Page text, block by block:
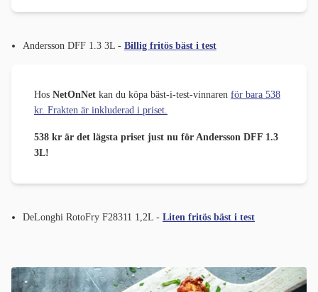
Andersson DFF 1.3 3L - Billig fritös bäst i test
Hos NetOnNet kan du köpa bäst-i-test-vinnaren för bara 538
kr. Frakten är inkluderad i priset.
538 kr är det lägsta priset just nu för Andersson DFF 1.3
3L!
DeLonghi RotoFry F28311 1,2L - Liten fritös bäst i test